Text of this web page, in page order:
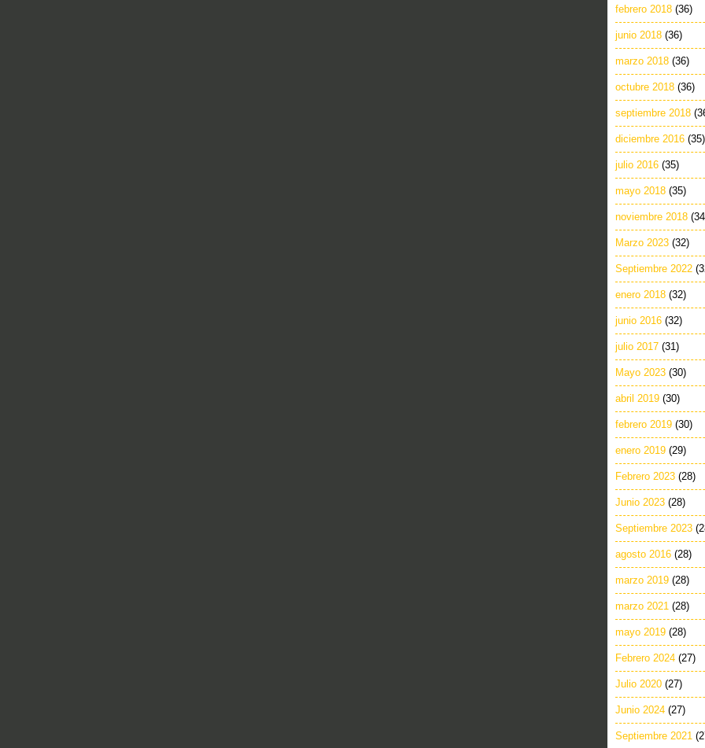
febrero 2018 (36)
junio 2018 (36)
marzo 2018 (36)
octubre 2018 (36)
septiembre 2018
diciembre 2016 (35)
julio 2016 (35)
mayo 2018 (35)
noviembre 2018
Marzo 2023 (32)
Septiembre 2022
enero 2018 (32)
junio 2016 (32)
julio 2017 (31)
Mayo 2023 (30)
abril 2019 (30)
febrero 2019 (30)
enero 2019 (29)
Febrero 2023 (28)
Junio 2023 (28)
Septiembre 2023
agosto 2016 (28)
marzo 2019 (28)
marzo 2021 (28)
mayo 2019 (28)
Febrero 2024 (27)
Julio 2020 (27)
Junio 2024 (27)
Septiembre 2021